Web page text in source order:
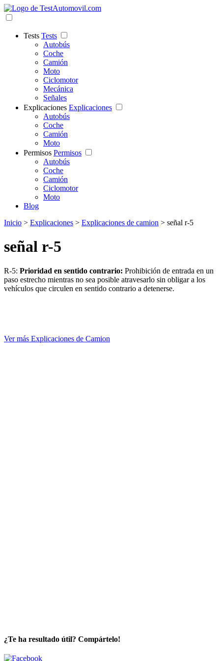
Tests Tests
Autobús
Coche
Camión
Moto
Ciclomotor
Mecánica
Señales
Explicaciones Explicaciones
Autobús
Coche
Camión
Moto
Permisos Permisos
Autobús
Coche
Camión
Ciclomotor
Moto
Blog
Inicio > Explicaciones > Explicaciones de camion > señal r-5
señal r-5
R-5: Prioridad en sentido contrario: Prohibición de entrada en un
paso estrecho mientras no sea posible atravesarlo sin obligar a los
vehículos que circulen en sentido contrario a detenerse.
Ver más Explicaciones de Camion
¿Te ha resultado útil? Compártelo!